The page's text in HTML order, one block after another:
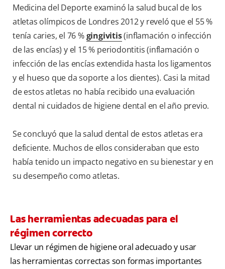
Medicina del Deporte examinó la salud bucal de los
atletas olímpicos de Londres 2012 y reveló que el 55 %
tenía caries, el 76 %gingivitis(inflamación o infección
de las encías) y el 15 % periodontitis (inflamación o
infección de las encías extendida hasta los ligamentos
y el hueso que da soporte a los dientes). Casi la mitad
de estos atletas no había recibido una evaluación
dental ni cuidados de higiene dental en el año previo.
Se concluyó que la salud dental de estos atletas era
deficiente. Muchos de ellos consideraban que esto
había tenido un impacto negativo en su bienestar y en
su desempeño como atletas.
Las herramientas adecuadas para el
régimen correcto
Llevar un régimen de higiene oral adecuado y usar
las herramientas correctas son formas importantes